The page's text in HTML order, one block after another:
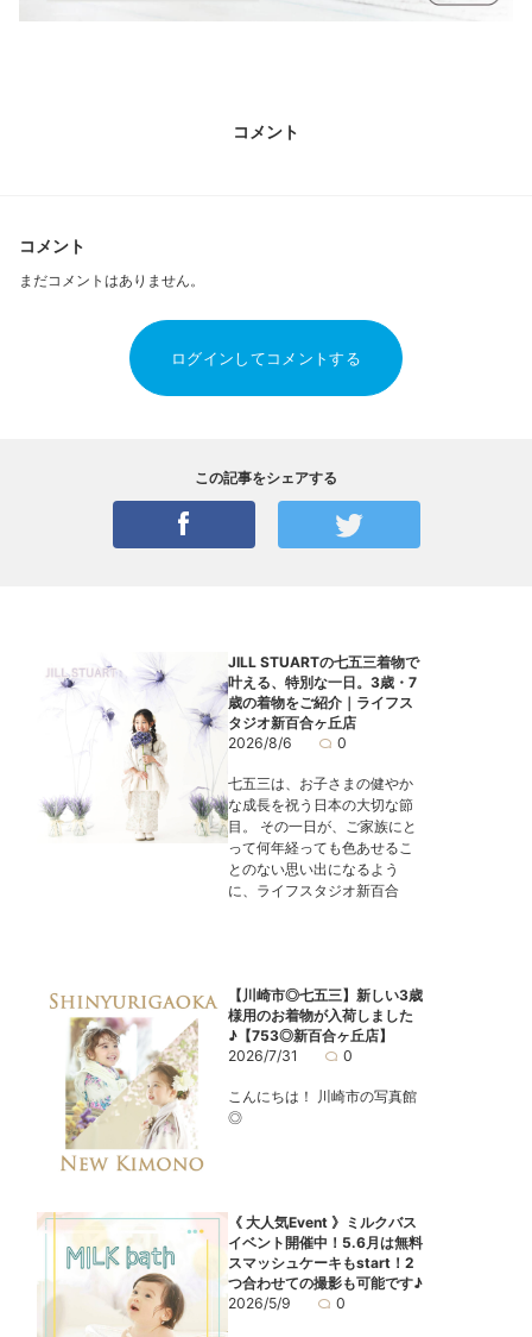
コメント
コメント
まだコメントはありません。
ログインしてコメントする
この記事をシェアする
JILL STUARTの七五三着物で
叶える、特別な一日。3歳・7
歳の着物をご紹介｜ライフス
タジオ新百合ヶ丘店
2026/8/6
0
七五三は、お子さまの健やか
な成長を祝う日本の大切な節
目。 その一日が、ご家族にと
って何年経っても色あせるこ
とのない思い出になるよう
に、ライフスタジオ新百合
【川崎市◎七五三】新しい3歳
様用のお着物が入荷しました
♪【753◎新百合ヶ丘店】
2026/7/31
0
こんにちは！ 川崎市の写真館
◎
《 大人気Event 》ミルクバス
イベント開催中！5.6月は無料
スマッシュケーキもstart！2
つ合わせての撮影も可能です♪
2026/5/9
0